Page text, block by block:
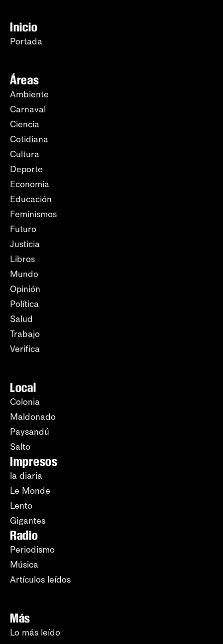
Inicio
Portada
Áreas
Ambiente
Carnaval
Ciencia
Cotidiana
Cultura
Deporte
Economía
Educación
Feminismos
Futuro
Justicia
Libros
Mundo
Opinión
Política
Salud
Trabajo
Verifica
Local
Colonia
Maldonado
Paysandú
Salto
Impresos
la diaria
Le Monde
Lento
Gigantes
Radio
Periodismo
Música
Artículos leídos
Más
Lo más leído